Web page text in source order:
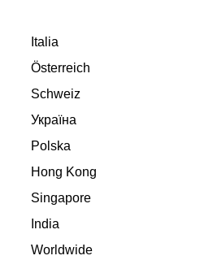
Italia
Österreich
Schweiz
Україна
Polska
Hong Kong
Singapore
India
Worldwide